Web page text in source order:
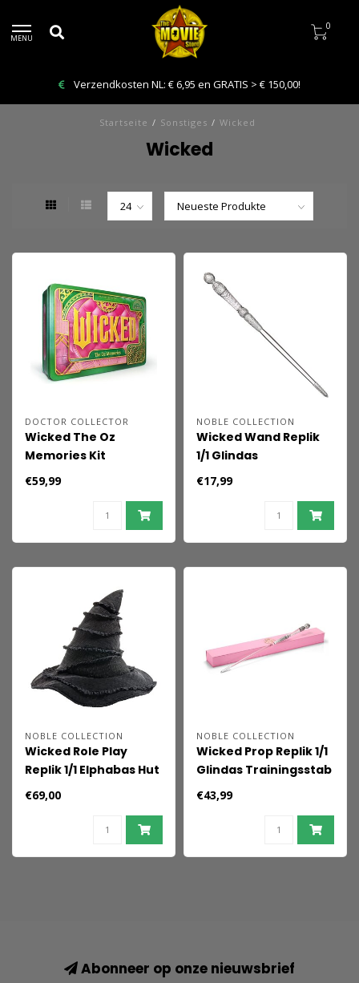
MENU
0
Verzendkosten NL: € 6,95 en GRATIS > € 150,00!
Startseite / Sonstiges / Wicked
Wicked
DOCTOR COLLECTOR
Wicked The Oz
Memories Kit
€59,99
NOBLE COLLECTION
Wicked Wand Replik
1/1 Glindas
Trainingsstab 36 cm
€17,99
NOBLE COLLECTION
Wicked Role Play
Replik 1/1 Elphabas Hut
(Sammlerbox) 38 cm
€69,00
NOBLE COLLECTION
Wicked Prop Replik 1/1
Glindas Trainingsstab
55,5 cm
€43,99
Abonneer op onze nieuwsbrief